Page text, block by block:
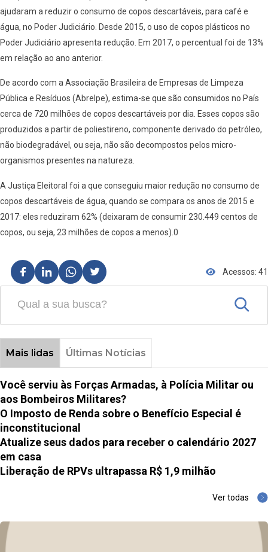
ajudaram a reduzir o consumo de copos descartáveis, para café e
água, no Poder Judiciário. Desde 2015, o uso de copos plásticos no
Poder Judiciário apresenta redução. Em 2017, o percentual foi de 13%
em relação ao ano anterior.
De acordo com a Associação Brasileira de Empresas de Limpeza
Pública e Resíduos (Abrelpe), estima-se que são consumidos no País
cerca de 720 milhões de copos descartáveis por dia. Esses copos são
produzidos a partir de poliestireno, componente derivado do petróleo,
não biodegradável, ou seja, não são decompostos pelos micro-
organismos presentes na natureza.
A Justiça Eleitoral foi a que conseguiu maior redução no consumo de
copos descartáveis de água, quando se compara os anos de 2015 e
2017: eles reduziram 62% (deixaram de consumir 230.449 centos de
copos, ou seja, 23 milhões de copos a menos).0
Acessos: 41
Mais lidas Últimas Notícias
Você serviu às Forças Armadas, à Polícia Militar ou
aos Bombeiros Militares?
O Imposto de Renda sobre o Benefício Especial é
inconstitucional
Atualize seus dados para receber o calendário 2027
em casa
Liberação de RPVs ultrapassa R$ 1,9 milhão
Ver todas